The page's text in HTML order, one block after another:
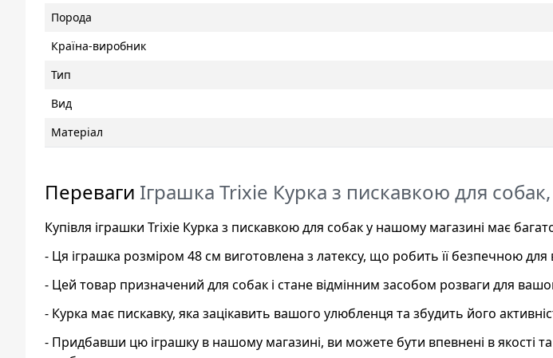
Порода
Країна-виробник
Тип
Вид
Матеріал
Переваги Іграшка Trixie Курка з пискавкою для
Купівля іграшки Trixie Курка з пискавкою для собак у нашому магазині має
- Ця іграшка розміром 48 см виготовлена з латексу, що робить її безпечною
- Цей товар призначений для собак і стане відмінним засобом розваги для
- Курка має пискавку, яка зацікавить вашого улюбленця та збудить його
- Придбавши цю іграшку в нашому магазині, ви можете бути впевнені в якості